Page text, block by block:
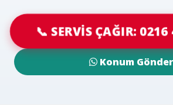
📞 SERVİS ÇAĞIR:
Konum Gönder